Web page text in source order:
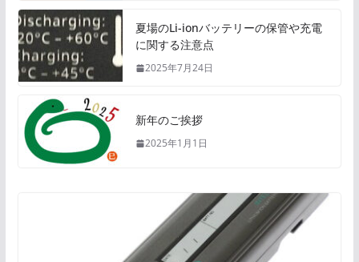
夏場のLi-ionバッテリーの保管や充電
に関する注意点
2025年7月24日
新年のご挨拶
2025年1月1日